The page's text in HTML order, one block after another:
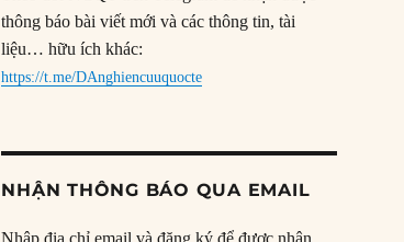
thông báo bài viết mới và các thông tin, tài
liệu… hữu ích khác:
https://t.me/DAnghiencuuquocte
NHẬN THÔNG BÁO QUA EMAIL